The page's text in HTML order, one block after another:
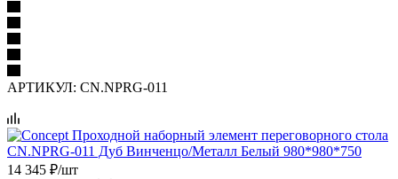
АРТИКУЛ: CN.NPRG-011
14 345 ₽/шт